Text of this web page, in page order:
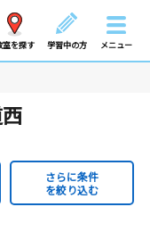
室を探す 学習中の方 メニュー
さらに条件
を絞り込む